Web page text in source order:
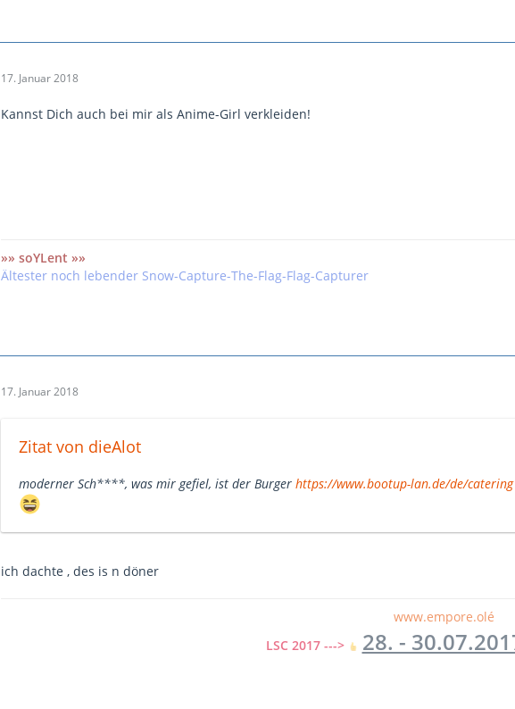
17. Januar 2018
Kannst Dich auch bei mir als Anime-Girl verkleiden!
»» soYLent »»
Ältester noch lebender Snow-Capture-The-Flag-Flag-Capturer
17. Januar 2018
Zitat von dieAlot
moderner Sch****, was mir gefiel, ist der Burger https://www.bootup-lan.de/de/catering
ich dachte , des is n döner
www.empore.olé
LSC 2017 --->
28. -